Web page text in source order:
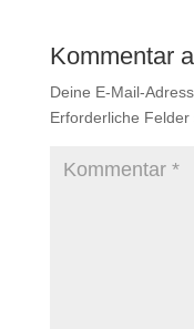
Kommentar
Deine E-Mail-
Erforderliche Felder